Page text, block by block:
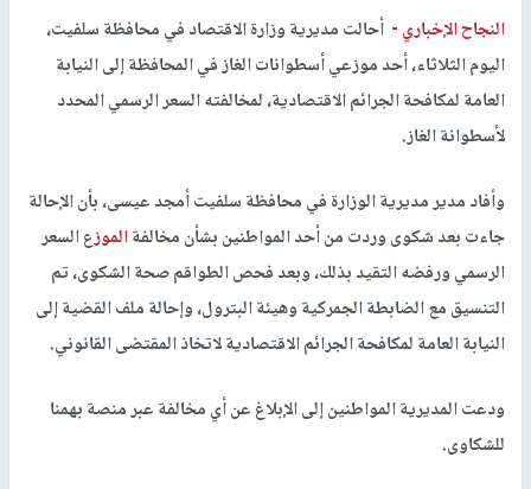
النجاح الإخباري - أحالت مديرية وزارة الاقتصاد في محافظة سلفيت،
اليوم الثلاثاء، أحد موزعي أسطوانات الغاز في المحافظة إلى النيابة
العامة لمكافحة الجرائم الاقتصادية، لمخالفته السعر الرسمي المحدد
لأسطوانة الغاز.
وأفاد مدير مديرية الوزارة في محافظة سلفيت أمجد عيسى، بأن الإحالة
جاءت بعد شكوى وردت من أحد المواطنين بشأن مخالفةالموزع السعر
الرسمي ورفضه التقيد بذلك، وبعد فحص الطواقم صحة الشكوى، تم
التنسيق مع الضابطة الجمركية وهيئة البترول، وإحالة ملف القضية إلى
النيابة العامة لمكافحة الجرائم الاقتصادية لاتخاذ المقتضى القانوني.
ودعت المديرية المواطنين إلى الإبلاغ عن أي مخالفة عبر منصة بهمنا
للشكاوى.